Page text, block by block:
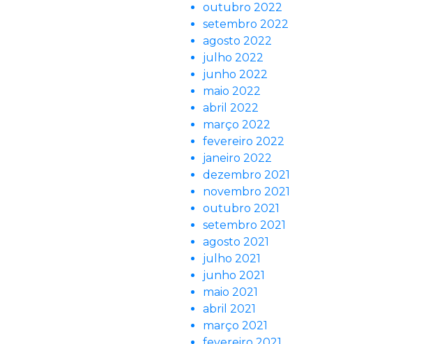
outubro 2022
setembro 2022
agosto 2022
julho 2022
junho 2022
maio 2022
abril 2022
março 2022
fevereiro 2022
janeiro 2022
dezembro 2021
novembro 2021
outubro 2021
setembro 2021
agosto 2021
julho 2021
junho 2021
maio 2021
abril 2021
março 2021